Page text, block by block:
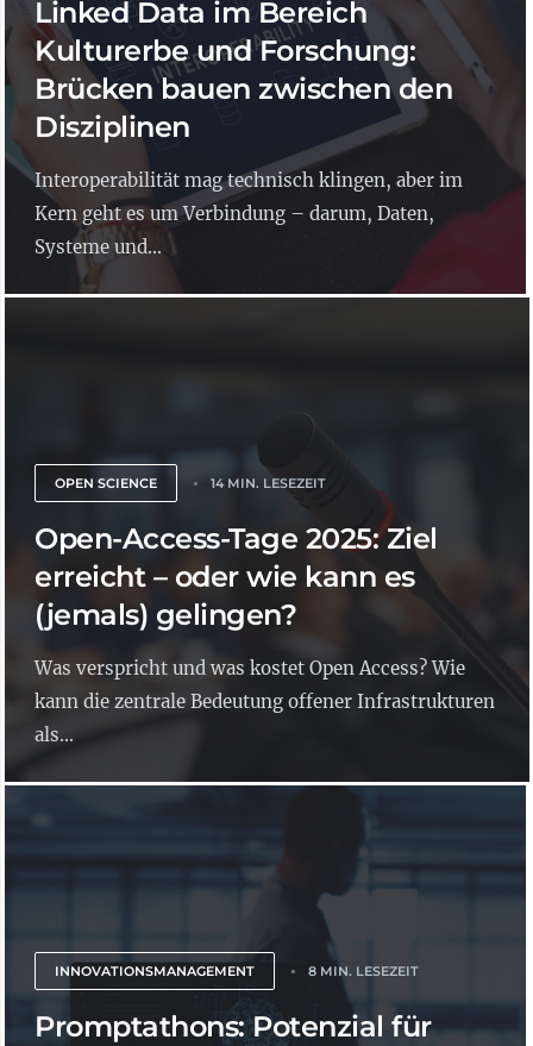
Linked Data im Bereich
Kulturerbe und Forschung:
Brücken bauen zwischen den
Disziplinen
Interoperabilität mag technisch klingen, aber im
Kern geht es um Verbindung – darum, Daten,
Systeme und...
OPEN SCIENCE 14 MIN. LESEZEIT
Open-Access-Tage 2025: Ziel
erreicht – oder wie kann es
(jemals) gelingen?
Was verspricht und was kostet Open Access? Wie
kann die zentrale Bedeutung offener Infrastrukturen
als...
INNOVATIONSMANAGEMENT 8 MIN. LESEZEIT
Promptathons: Potenzial für